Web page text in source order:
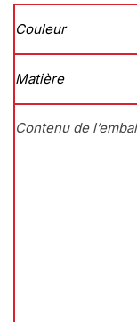
Couleur
Matière
Contenu de